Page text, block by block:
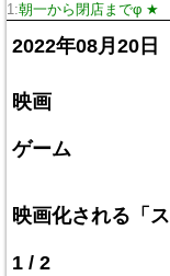
1:朝一から閉店までφ ★
2022年08月20日
映画
ゲーム
映画化される「
1 / 2